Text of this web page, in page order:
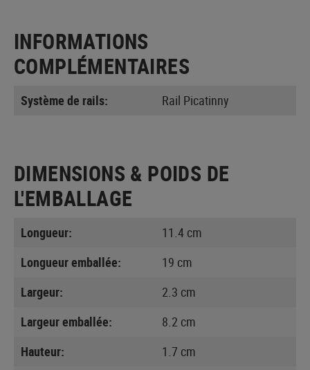
INFORMATIONS
COMPLÉMENTAIRES
Système de rails: Rail Picatinny
DIMENSIONS & POIDS DE
L'EMBALLAGE
Longueur:
11.4 cm
Longueur emballée:
19 cm
Largeur:
2.3 cm
Largeur emballée:
8.2 cm
Hauteur:
1.7 cm